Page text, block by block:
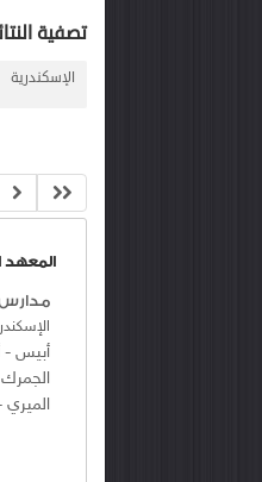
تصفية
الإسكندرية
المعهد
أبيس-
الجمرك
الميري